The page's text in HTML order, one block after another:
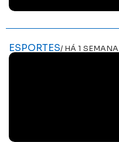
ESPORTES/ HÁ 1 SEMANA